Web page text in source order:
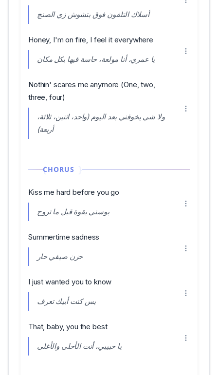
أسلاك التلفون فوق بتشوش زي الصنج
Honey, I'm on fire, I feel it everywhere
يا عمري، أنا مولعة، حاسة فيها بكل مكان
Nothin' scares me anymore (One, two,
three, four)
ولا شي يخوفني بعد اليوم (واحد، اثنين، ثلاثة،
أربعة)
CHORUS
Kiss me hard before you go
بوسني بقوة قبل ما تروح
Summertime sadness
حزن صيفي حار
I just wanted you to know
بس كنت أبيك تعرف
That, baby, you the best
يا حبيبي، أنت الأحلى والأغلى